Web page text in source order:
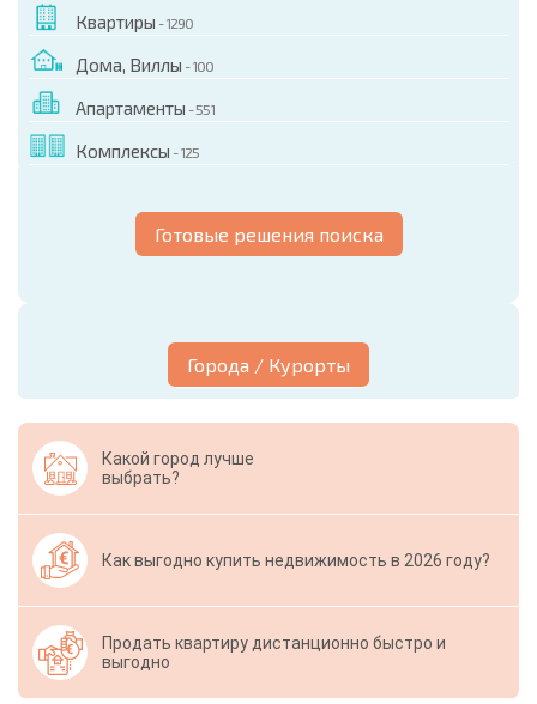
Квартиры - 1290
Дома, Виллы - 100
Апартаменты - 551
Комплексы - 125
Готовые решения поиска
Города / Курорты
Какой город лучше
выбрать?
Как выгодно купить недвижимость в 2026 году?
Продать квартиру дистанционно быстро и
выгодно